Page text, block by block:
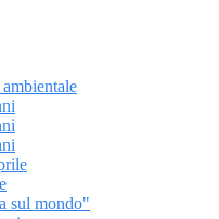
sul mondo"